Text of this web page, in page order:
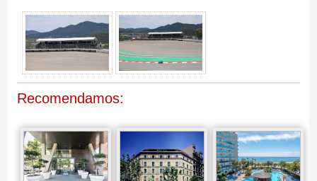
Recomendamos: